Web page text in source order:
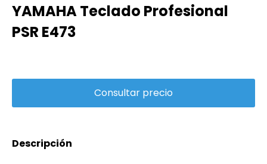
YAMAHA Teclado Profesional
PSR E473
Descripción